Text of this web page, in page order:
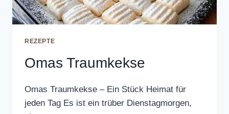
REZEPTE
Omas Traumkekse
Omas Traumkekse – Ein Stück Heimat für
jeden Tag Es ist ein trüber Dienstagmorgen,